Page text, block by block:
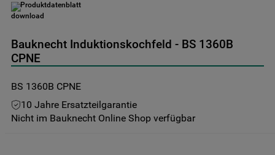
Produktdatenblatt
Bauknecht Induktionskochfeld - BS 1360B
CPNE
BS 1360B CPNE
10 Jahre Ersatzteilgarantie
Nicht im Bauknecht Online Shop verfügbar